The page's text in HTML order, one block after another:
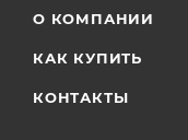
О КОМПАНИИ
КАК КУПИТЬ
КОНТАКТЫ